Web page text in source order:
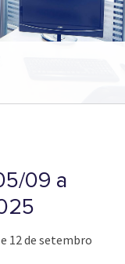
09 a
12 de setembro